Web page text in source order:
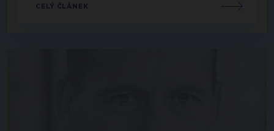
CELÝ ČLÁNEK